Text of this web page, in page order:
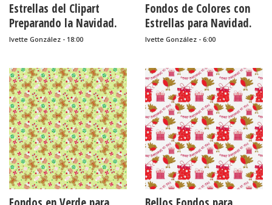
Estrellas del Clipart
Preparando la Navidad.
Ivette González - 18:00
Fondos de Colores con
Estrellas para Navidad.
Ivette González - 6:00